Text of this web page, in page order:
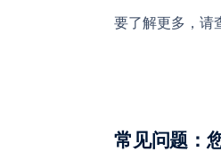
要了解更多，请
常见问题：